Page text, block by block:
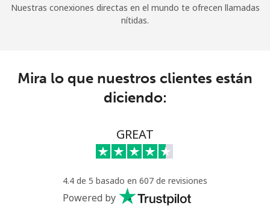
Nuestras conexiones directas en el mundo te ofrecen llamadas
nítidas.
Mira lo que nuestros clientes están
diciendo:
GREAT
4.4 de 5 basado en 607 de revisiones
Powered by